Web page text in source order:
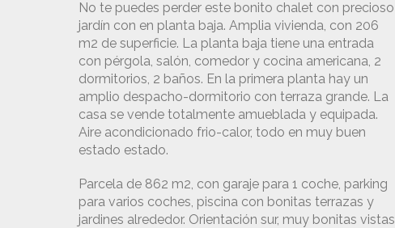
No te puedes perder este bonito chalet con precioso
jardín con en planta baja. Amplia vivienda, con 206
m2 de superficie. La planta baja tiene una entrada
con pérgola, salón, comedor y cocina americana, 2
dormitorios, 2 baños. En la primera planta hay un
amplio despacho-dormitorio con terraza grande. La
casa se vende totalmente amueblada y equipada.
Aire acondicionado frio-calor, todo en muy buen
estado estado.
Parcela de 862 m2, con garaje para 1 coche, parking
para varios coches, piscina con bonitas terrazas y
jardines alrededor. Orientación sur, muy bonitas vistas